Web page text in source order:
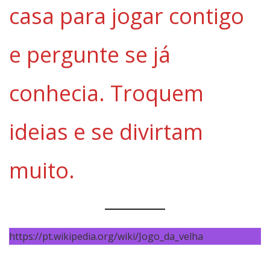
casa para jogar contigo
e pergunte se já
conhecia. Troquem
ideias e se divirtam
muito.
https://pt.wikipedia.org/wiki/Jogo_da_velha